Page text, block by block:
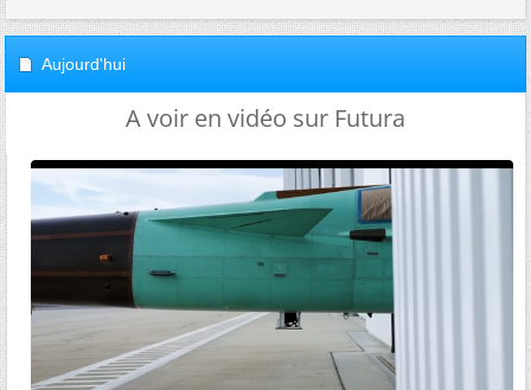
Aujourd'hui
A voir en vidéo sur Futura